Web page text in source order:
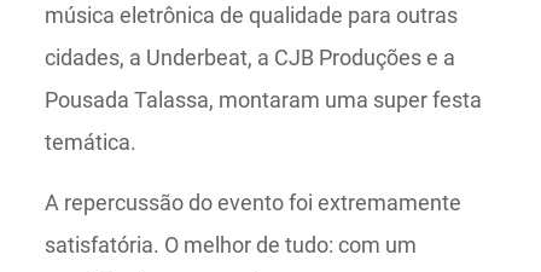
música eletrônica de qualidade para outras
cidades, a Underbeat, a CJB Produções e a
Pousada Talassa, montaram uma super festa
temática.
A repercussão do evento foi extremamente
satisfatória. O melhor de tudo: com um